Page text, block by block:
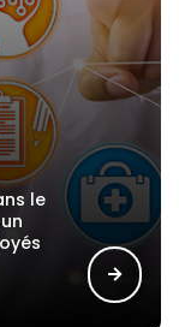
le